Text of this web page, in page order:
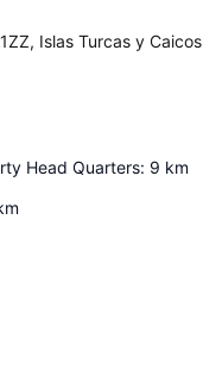
Islas Turcas y Caicos
Head Quarters: 9 km